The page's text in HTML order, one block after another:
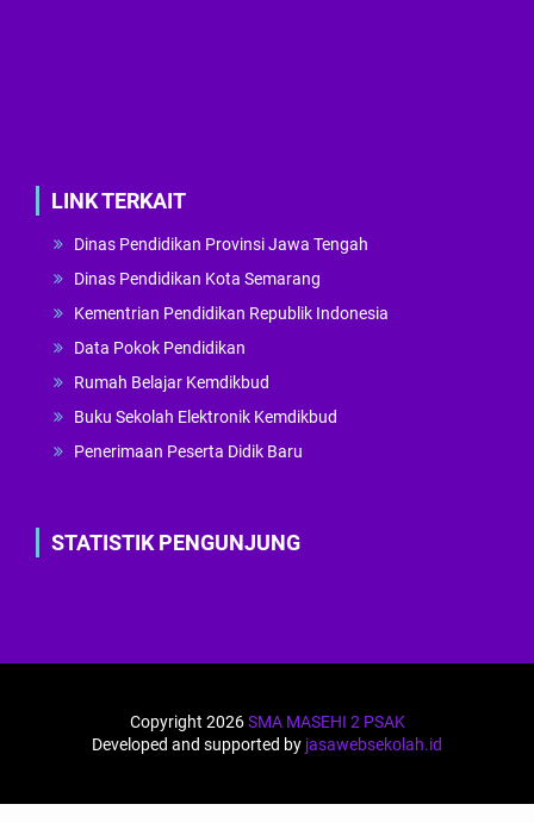
LINK TERKAIT
Dinas Pendidikan Provinsi Jawa Tengah
Dinas Pendidikan Kota Semarang
Kementrian Pendidikan Republik Indonesia
Data Pokok Pendidikan
Rumah Belajar Kemdikbud
Buku Sekolah Elektronik Kemdikbud
Penerimaan Peserta Didik Baru
STATISTIK PENGUNJUNG
Copyright 2026SMA MASEHI 2 PSAK
Developed and supported by jasawebsekolah.id